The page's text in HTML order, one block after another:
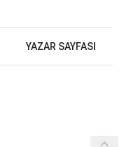
YAZAR SAYFASI